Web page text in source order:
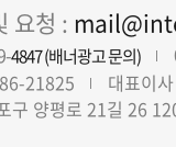
요청 :
4847 (배너광고 문의)
21825
대표이
구 양평로 21길 26